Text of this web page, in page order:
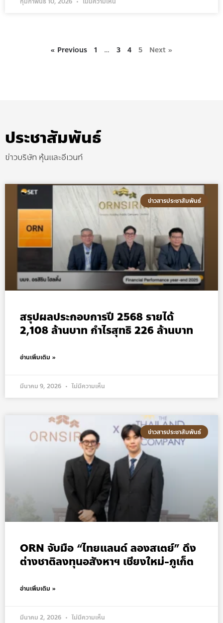
« Previous 1 … 3 4 5 Next »
ประชาสัมพันธ์
ข่าวบริษัท หุ้นและอีเวนท์
ข่าวสารประชาสัมพันธ์
สรุปผลประกอบการปี 2568 รายได้
2,108 ล้านบาท กำไรสุทธิ 226 ล้านบาท
อ่านเพิ่มเติม »
มีนาคม 9, 2026 ไม่มีความเห็น
ข่าวสารประชาสัมพันธ์
ORN จับมือ “ไทยแลนด์ ลองสเตย์” ดึง
ต่างชาติลงทุนอสังหาฯ เชียงใหม่-ภูเก็ต
อ่านเพิ่มเติม »
มีนาคม 2, 2026 ไม่มีความเห็น